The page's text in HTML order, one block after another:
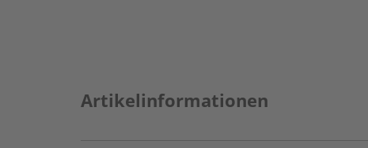
Artikelinformationen